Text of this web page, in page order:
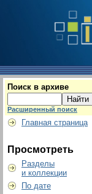
Поиск в архиве
Расширенный поиск
Главная страница
Просмотреть
Разделы
и коллекции
По дате